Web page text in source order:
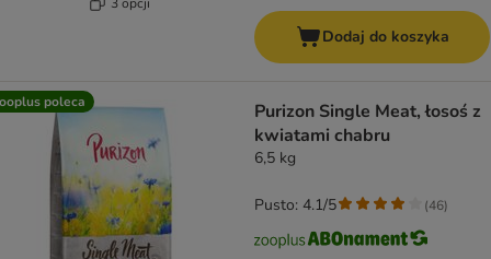
Dodaj do koszyka
poleca
Purizon Single Meat, łosoś z
kwiatami chabru
6,5 kg
Pusto: 4.1/5 (46)